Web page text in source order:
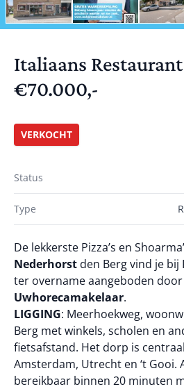
Italiaans
€70.000,-
VERKOCHT
Status
Type
De lekkerste Pizza’s en
Nederhorst den Berg vind je
ter overname aangeboden door
Uwhorecamakelaar.
LIGGING: Meerhoekweg,
Berg met winkels, scholen en
fietsafstand. Het dorp is
Amsterdam, Utrecht en ‘t Gooi.
bereikbaar binnen 20 minuten